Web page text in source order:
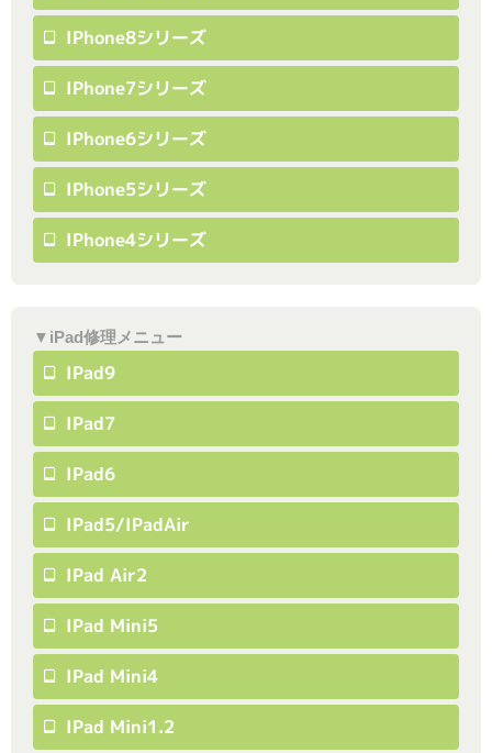
IPhone8シリーズ
IPhone7シリーズ
IPhone6シリーズ
IPhone5シリーズ
IPhone4シリーズ
▼iPad修理メニュー
IPad9
IPad7
IPad6
IPad5/iPadAir
IPad Air2
IPad Mini5
IPad Mini4
IPad Mini1.2